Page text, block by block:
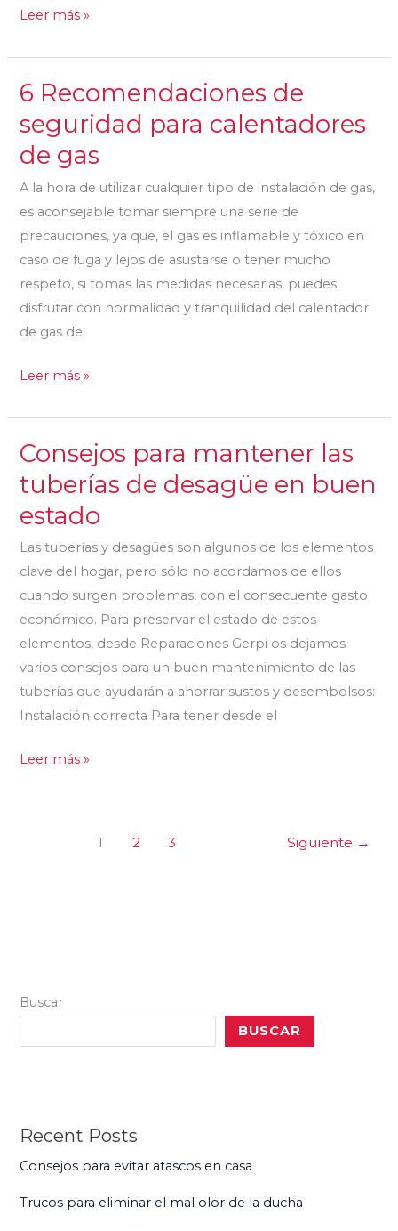
Leer más »
6 Recomendaciones de
seguridad para calentadores
de gas
A la hora de utilizar cualquier tipo de instalación de gas,
es aconsejable tomar siempre una serie de
precauciones, ya que, el gas es inflamable y tóxico en
caso de fuga y lejos de asustarse o tener mucho
respeto, si tomas las medidas necesarias, puedes
disfrutar con normalidad y tranquilidad del calentador
de gas de
6
Recomendaciones
de
seguridad
para
calentadores
de
gas
Leer más »
Consejos para mantener las
tuberías de desagüe en buen
estado
Las tuberías y desagües son algunos de los elementos
clave del hogar, pero sólo no acordamos de ellos
cuando surgen problemas, con el consecuente gasto
económico. Para preservar el estado de estos
elementos, desde Reparaciones Gerpi os dejamos
varios consejos para un buen mantenimiento de las
tuberías que ayudarán a ahorrar sustos y desembolsos:
Instalación correcta Para tener desde el
Consejos
para
mantener
las
tuberías
de
desagüe
en
buen
estado
Leer más »
1 2 3 Siguiente →
Buscar
BUSCAR
Recent Posts
Consejos para evitar atascos en casa
Trucos para eliminar el mal olor de la ducha